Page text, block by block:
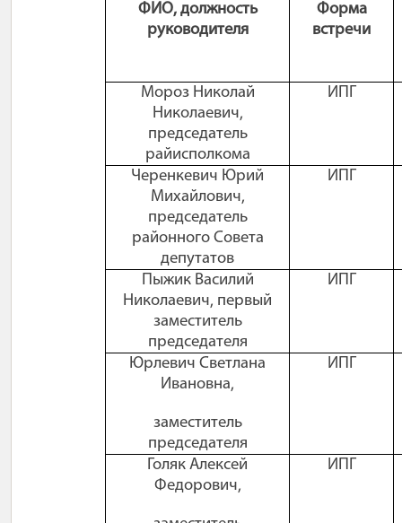
ФИО, должность
руководителя
Форма
встречи
Мороз Николай
Николаевич,
председатель
райисполкома
ИПГ
Черенкевич Юрий
Михайлович,
председатель
районного Совета
депутатов
ИПГ
Пыжик Василий
Николаевич, первый
заместитель
председателя
ИПГ
Юрлевич Светлана
Ивановна,
заместитель
председателя
ИПГ
Голяк Алексей
Федорович,
ИПГ